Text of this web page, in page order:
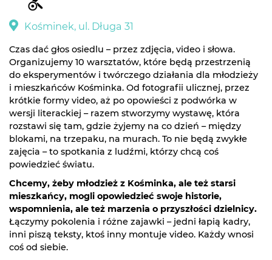
Kośminek, ul. Długa 31
Czas dać głos osiedlu – przez zdjęcia, video i słowa.
Organizujemy 10 warsztatów, które będą przestrzenią
do eksperymentów i twórczego działania dla młodzieży
i mieszkańców Kośminka. Od fotografii ulicznej, przez
krótkie formy video, aż po opowieści z podwórka w
wersji literackiej – razem stworzymy wystawę, która
rozstawi się tam, gdzie żyjemy na co dzień – między
blokami, na trzepaku, na murach. To nie będą zwykłe
zajęcia – to spotkania z ludźmi, którzy chcą coś
powiedzieć światu.
Chcemy, żeby młodzież z Kośminka, ale też starsi
mieszkańcy, mogli opowiedzieć swoje historie,
wspomnienia, ale też marzenia o przyszłości dzielnicy.
Łączymy pokolenia i różne zajawki – jedni łapią kadry,
inni piszą teksty, ktoś inny montuje video. Każdy wnosi
coś od siebie.